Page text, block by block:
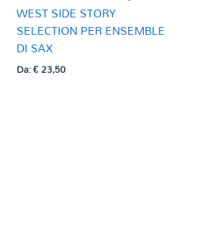
WEST SIDE STORY
SELECTION PER ENSEMBLE
DI SAX
Da:€23,50